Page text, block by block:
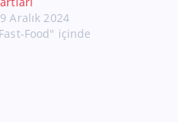
Aralık 2024
Food" içinde